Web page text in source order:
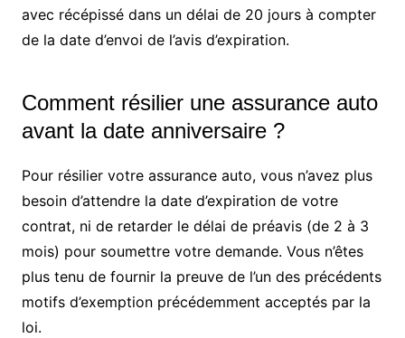
avec récépissé dans un délai de 20 jours à compter
de la date d’envoi de l’avis d’expiration.
Comment résilier une assurance auto
avant la date anniversaire ?
Pour résilier votre assurance auto, vous n’avez plus
besoin d’attendre la date d’expiration de votre
contrat, ni de retarder le délai de préavis (de 2 à 3
mois) pour soumettre votre demande. Vous n’êtes
plus tenu de fournir la preuve de l’un des précédents
motifs d’exemption précédemment acceptés par la
loi.